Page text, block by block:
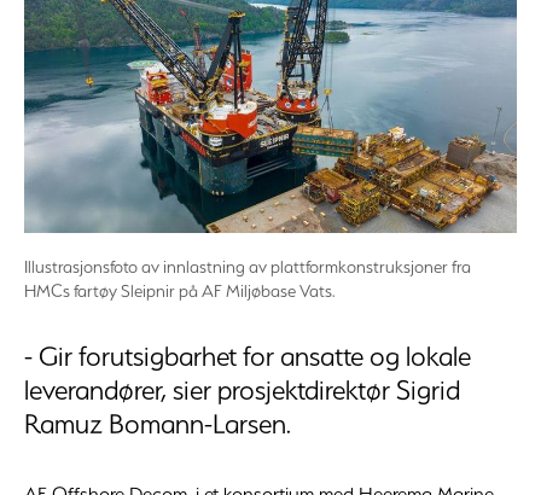
Illustrasjonsfoto av innlastning av plattformkonstruksjoner fra
HMCs fartøy Sleipnir på AF Miljøbase Vats.
- Gir forutsigbarhet for ansatte og lokale
leverandører, sier prosjektdirektør Sigrid
Ramuz Bomann-Larsen.